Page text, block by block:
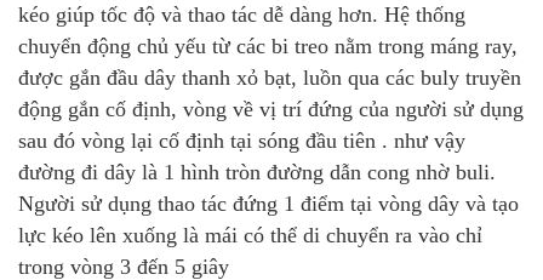
kéo giúp tốc độ và thao tác dễ dàng hơn. Hệ thống
chuyển động chủ yếu từ các bi treo nằm trong máng ray,
được gắn đầu dây thanh xỏ bạt, luồn qua các buly truyền
động gắn cố định, vòng về vị trí đứng của người sử dụng
sau đó vòng lại cố định tại sóng đầu tiên . như vậy
đường đi dây là 1 hình tròn đường dẫn cong nhờ buli.
Người sử dụng thao tác đứng 1 điểm tại vòng dây và tạo
lực kéo lên xuống là mái có thể di chuyển ra vào chỉ
trong vòng 3 đến 5 giây